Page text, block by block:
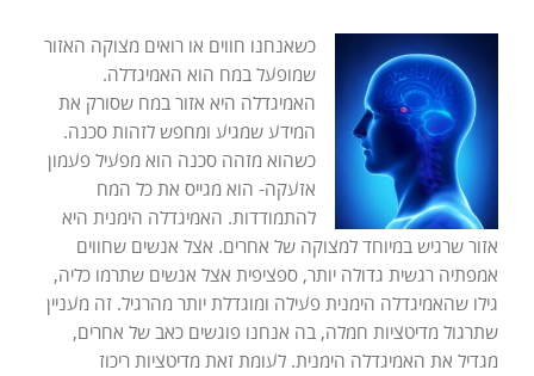
כשאנחנו חווים או רואים מצוקה האזור
שמופעל במח הוא האמיגדלה.
האמיגדלה היא אזור במח שסורק את
המידע שמגיע ומחפש לזהות סכנה.
כשהוא מזהה סכנה הוא מפעיל פעמון
אזעקה- הוא מגייס את כל המח
להתמודדות. האמיגדלה הימנית היא
אזור שרגיש במיוחד למצוקה של אחרים. אצל אנשים שחווים
אמפתיה רגשית גדולה יותר, ספציפית אצל אנשים שתרמו כליה,
גילו שהאמיגדלה הימנית פעילה ומוגדלת יותר מהרגיל. זה מעניין
שתרגול מדיטציות חמלה, בה אנחנו פוגשים כאב של אחרים,
מגדיל את האמיגדלה הימנית. לעומת זאת מדיטציות ריכוז